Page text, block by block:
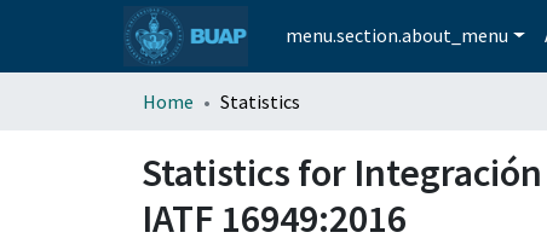
menu.section.about_menu
Home Statistics
Statistics for
IATF 16949:2016